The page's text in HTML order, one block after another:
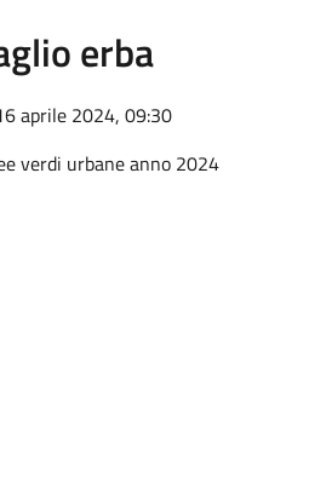
erba
aprile 2024, 09:30
verdi urbane anno 2024